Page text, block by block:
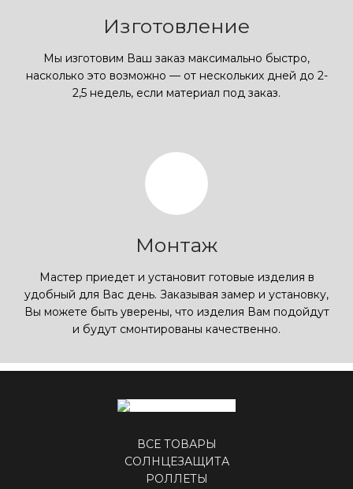
Изготовление
Мы изготовим Ваш заказ максимально быстро,
насколько это возможно — от нескольких дней до 2-
2,5 недель, если материал под заказ.
Монтаж
Мастер приедет и установит готовые изделия в
удобный для Вас день. Заказывая замер и установку,
Вы можете быть уверены, что изделия Вам подойдут
и будут смонтированы качественно.
ВСЕ ТОВАРЫ
СОЛНЦЕЗАЩИТА
РОЛЛЕТЫ